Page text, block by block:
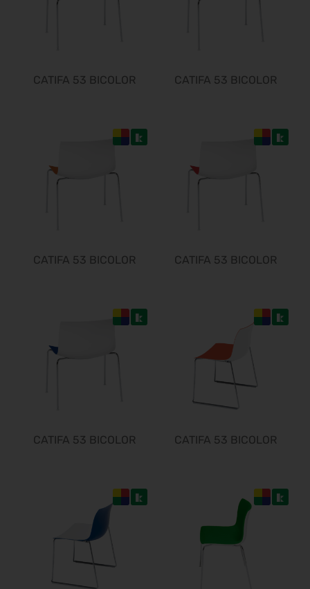
CATIFA 53 BICOLOR CATIFA 53 BICOLOR
CATIFA 53 BICOLOR CATIFA 53 BICOLOR
CATIFA 53 BICOLOR CATIFA 53 BICOLOR